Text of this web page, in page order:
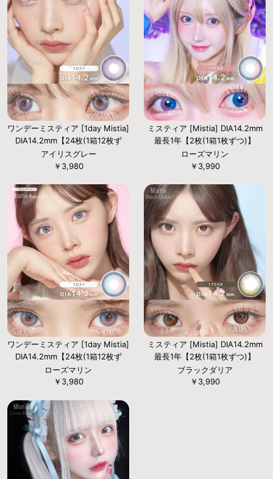
ワンデーミスティア [1day Mistia]
DIA14.2mm【24枚(1箱12枚ず
つ)】
アイリスグレー
￥3,980
ミスティア [Mistia] DIA14.2mm
最長1年【2枚(1箱1枚ずつ)】
ローズマリン
￥3,990
ワンデーミスティア [1day Mistia]
DIA14.2mm【24枚(1箱12枚ず
つ)】
ローズマリン
￥3,980
ミスティア [Mistia] DIA14.2mm
最長1年【2枚(1箱1枚ずつ)】
ブラックダリア
￥3,990